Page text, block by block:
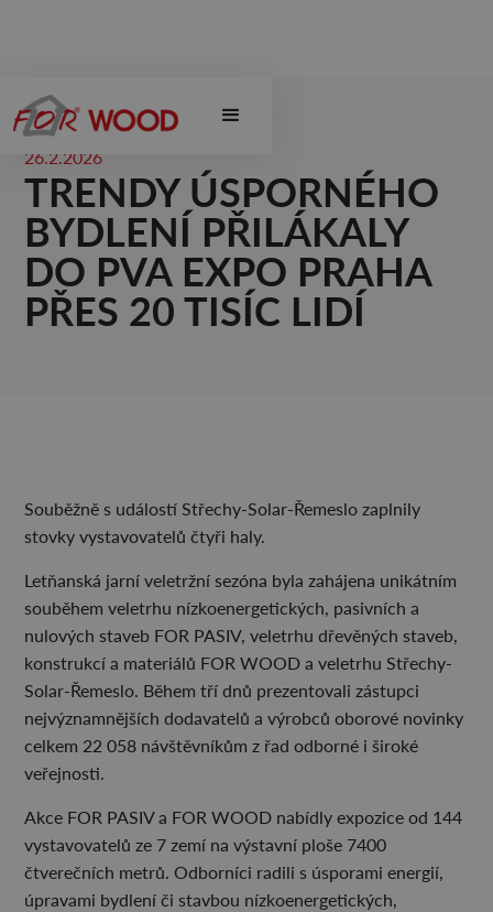
26.2.2026
TRENDY ÚSPORNÉHO
BYDLENÍ PŘILÁKALY
DO PVA EXPO PRAHA
PŘES 20 TISÍC LIDÍ
Souběžně s událostí Střechy-Solar-Řemeslo zaplnily
stovky vystavovatelů čtyři haly.
Letňanská jarní veletržní sezóna byla zahájena unikátním
souběhem veletrhu nízkoenergetických, pasivních a
nulových staveb FOR PASIV, veletrhu dřevěných staveb,
konstrukcí a materiálů FOR WOOD a veletrhu Střechy-
Solar-Řemeslo. Během tří dnů prezentovali zástupci
nejvýznamnějších dodavatelů a výrobců oborové novinky
celkem 22 058 návštěvníkům z řad odborné i široké
veřejnosti.
Akce FOR PASIV a FOR WOOD nabídly expozice od 144
vystavovatelů ze 7 zemí na výstavní ploše 7400
čtverečních metrů. Odborníci radili s úsporami energií,
úpravami bydlení či stavbou nízkoenergetických,